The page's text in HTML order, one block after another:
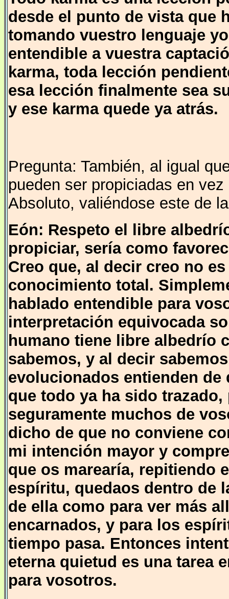
desde el punto de vista que
tomando vuestro lenguaje
entendible a vuestra
karma, toda lección
esa lección finalmente sea
y ese karma quede ya atrás.
Pregunta: También, al igual
pueden ser propiciadas en
Absoluto, valiéndose este de
Eón: Respeto el libre
propiciar, sería como
Creo que, al decir creo no
conocimiento total.
hablado entendible para
interpretación equivocada
humano tiene libre albedrío
sabemos, y al decir
evolucionados entienden de
que todo ya ha sido
seguramente muchos de
dicho de que no conviene
mi intención mayor y
que os marearía, repitiendo
espíritu, quedaos dentro de
de ella como para ver más
encarnados, y para los
tiempo pasa. Entonces
eterna quietud es una tarea
para vosotros.